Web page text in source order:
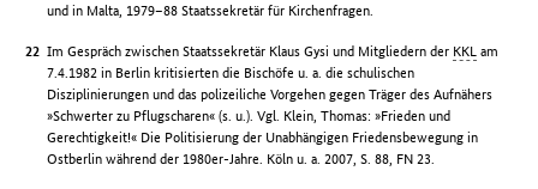
und in Malta, 1979–88 Staatssekretär für Kirchenfragen.
Im Gespräch zwischen Staatssekretär Klaus Gysi und Mitgliedern der KKL am
7.4.1982 in Berlin kritisierten die Bischöfe u. a. die schulischen
Disziplinierungen und das polizeiliche Vorgehen gegen Träger des Aufnähers
»Schwerter zu Pflugscharen« (s. u.). Vgl. Klein, Thomas: »Frieden und
Gerechtigkeit!« Die Politisierung der Unabhängigen Friedensbewegung in
Ostberlin während der 1980er-Jahre. Köln u. a. 2007, S. 88, FN 23.